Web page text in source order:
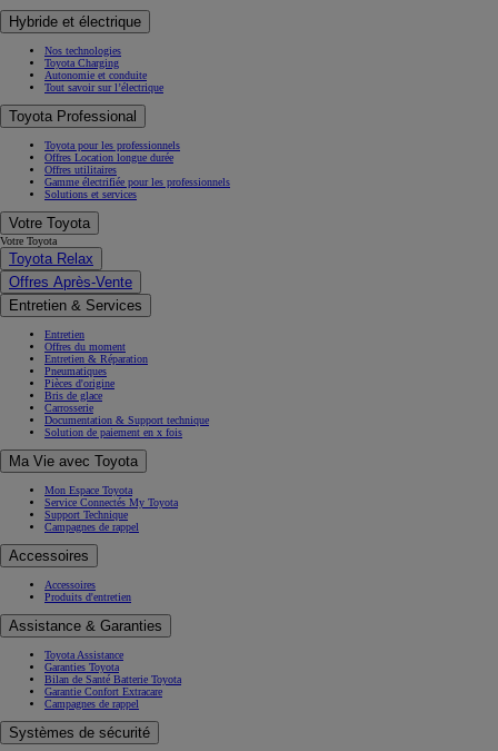
Hybride et électrique
Nos technologies
Toyota Charging
Autonomie et conduite
Tout savoir sur l’électrique
Toyota Professional
Toyota pour les professionnels
Offres Location longue durée
Offres utilitaires
Gamme électrifiée pour les professionnels
Solutions et services
Votre Toyota
Votre Toyota
Toyota Relax
Offres Après-Vente
Entretien & Services
Entretien
Offres du moment
Entretien & Réparation
Pneumatiques
Pièces d'origine
Bris de glace
Carrosserie
Documentation & Support technique
Solution de paiement en x fois
Ma Vie avec Toyota
Mon Espace Toyota
Service Connectés My Toyota
Support Technique
Campagnes de rappel
Accessoires
Accessoires
Produits d'entretien
Assistance & Garanties
Toyota Assistance
Garanties Toyota
Bilan de Santé Batterie Toyota
Garantie Confort Extracare
Campagnes de rappel
Systèmes de sécurité